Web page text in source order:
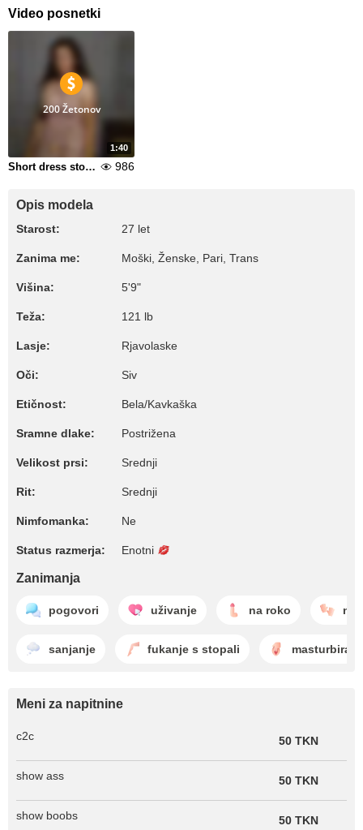
Video posnetki
1:40
200 Žetonov
Short dress stockings and panties 986
Opis modela
Starost: 27 let
Zanima me: Moški, Ženske, Pari, Trans
Višina: 5'9"
Teža: 121 lb
Lasje: Rjavolaske
Oči: Siv
Etičnost: Bela/Kavkaška
Sramne dlake: Postrižena
Velikost prsi: Srednji
Rit: Srednji
Nimfomanka: Ne
Status razmerja: Enotni
Zanimanja
pogovori uživanje na roko
sanjanje fukanje s stopali
Meni za napitnine
c2c 50 TKN
show ass 50 TKN
show boobs 50 TKN